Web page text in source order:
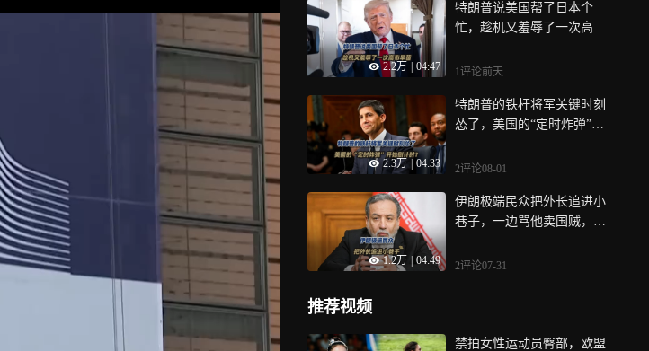
2.2万 04:47
特朗普说美国帮了日本个
忙，趁机又羞辱了一次高市
1评论前天
2.3万 04:33
特朗普的铁杆将军关键时刻
怂了，美国的“定时炸弹”开
2评论08-01
1.2万 04:49
伊朗极端民众把外长追进小
巷子，一边骂他卖国贼，一
2评论07-31
推荐视频
禁拍女性运动员臀部，欧盟